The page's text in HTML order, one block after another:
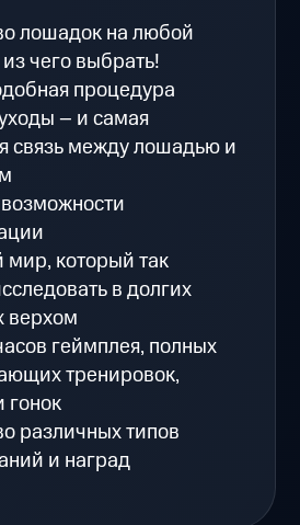
лошадок на любой
из чего выбрать!
процедура
– и самая
связь между лошадью и
который так
в долгих
верхом
геймплея, полных
тренировок,
гонок
различных типов
и наград